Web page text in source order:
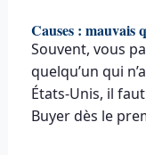
Causes : mauvais
Souvent, vous
quelqu’un qui
États-Unis, il
Buyer dès le